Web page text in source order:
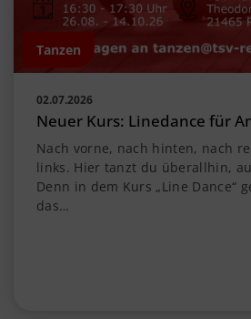
Tanzen
02.07.2026
Neuer Kurs: Linedance für
Nach vorne, nach hinten, nach
links. Hier tanzt du überallhin,
Denn in dem Kurs „Line Dance“
das…